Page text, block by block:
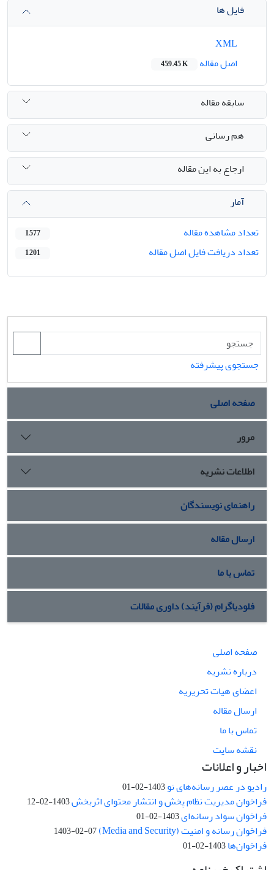
فایل ها
اصل مقاله
459.45 K
سابقه مقاله
هم رسانی
ارجاع به این مقاله
آمار
تعداد مشاهده مقاله
1,577
تعداد دریافت فایل اصل مقاله 1,201
جستجوی پیشرفته
صفحه اصلی
مرور
اطلاعات نشریه
راهنمای نویسندگان
ارسال مقاله
تماس با ما
فلودیاگرام (فرآیند) داوری مقالات
صفحه اصلی
درباره نشریه
اعضای هیات تحریریه
ارسال مقاله
تماس با ما
نقشه سایت
اخبار و اعلانات
رادیو در عصر رسانه‌های نو1403-02-01
فراخوان مدیریت نظام پخش و انتشار محتوای اثربخش1403-02-12
فراخوان سواد رسانه‌ای1403-02-01
فراخوان رسانه و امنیت (Media and Security) 1403-02-07
فراخوان‌ها1403-02-01